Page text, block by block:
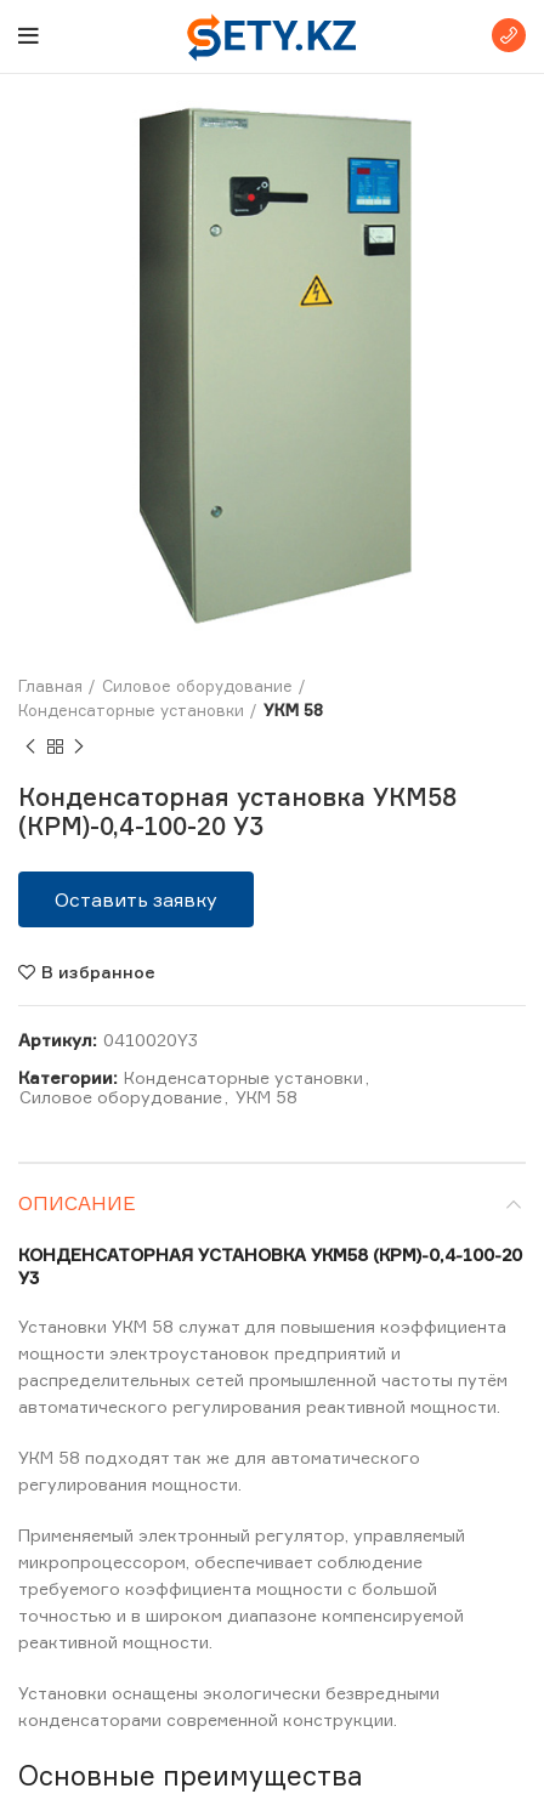
Главная
Силовое оборудование
Конденсаторные установки
УКМ 58
Конденсаторная установка УКМ58
(КРМ)-0,4-100-20 У3
Оставить заявку
В избранное
Артикул: 0410020Y3
Категории: Конденсаторные установки
Силовое оборудование
УКМ 58
ОПИСАНИЕ
КОНДЕНСАТОРНАЯ УСТАНОВКА УКМ58 (КРМ)-0,4-100-20
У3
Установки УКМ 58 служат для повышения коэффициента
мощности электроустановок предприятий и
распределительных сетей промышленной частоты путём
автоматического регулирования реактивной мощности.
УКМ 58 подходят так же для автоматического
регулирования мощности.
Применяемый электронный регулятор, управляемый
микропроцессором, обеспечивает соблюдение
требуемого коэффициента мощности с большой
точностью и в широком диапазоне компенсируемой
реактивной мощности.
Установки оснащены экологически безвредными
конденсаторами современной конструкции.
Основные преимущества